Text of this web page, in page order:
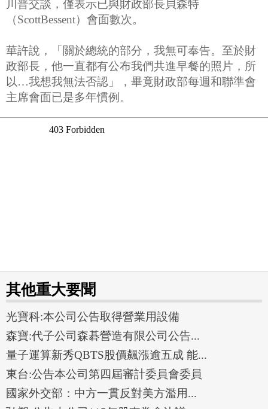
川普交談，僅表示已與財政部長貝森特
（ScottBessent）會面數次。
華許說，「關於總統的部分，我無可奉告。至於財
政部長，他一直都有公布我們共進早餐的照片，所
以…我想我無法否認」，畢竟財政部每週和聯準會
主席會面已是多年慣例。
其他重大要聞
光寶科:本公司公告取得營業用設備
森寶:代子公司森碁營造有限公司公告...
量子運算新秀QBTS股價飆漲逾五成 能...
東台:公告本公司第四屆審計委員會委員
國家外交部：中方一貫反對美方濫用...